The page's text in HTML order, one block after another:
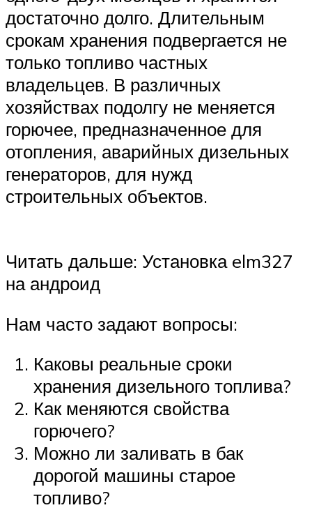
достаточно долго. Длительным
срокам хранения подвергается не
только топливо частных
владельцев. В различных
хозяйствах подолгу не меняется
горючее, предназначенное для
отопления, аварийных дизельных
генераторов, для нужд
строительных объектов.
Читать дальше: Установка elm327
на андроид
Нам часто задают вопросы:
Каковы реальные сроки
хранения дизельного топлива?
Как меняются свойства
горючего?
Можно ли заливать в бак
дорогой машины старое
топливо?